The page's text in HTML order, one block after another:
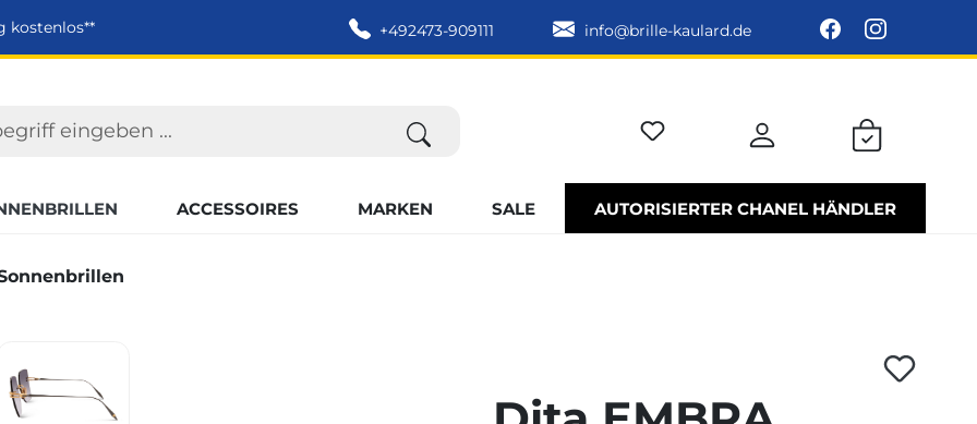
kostenlos** +492473-909111 info@brille-kaulard.de
ACCESSOIRES MARKEN SALE AUTORISIERTER CHANEL HÄNDLER